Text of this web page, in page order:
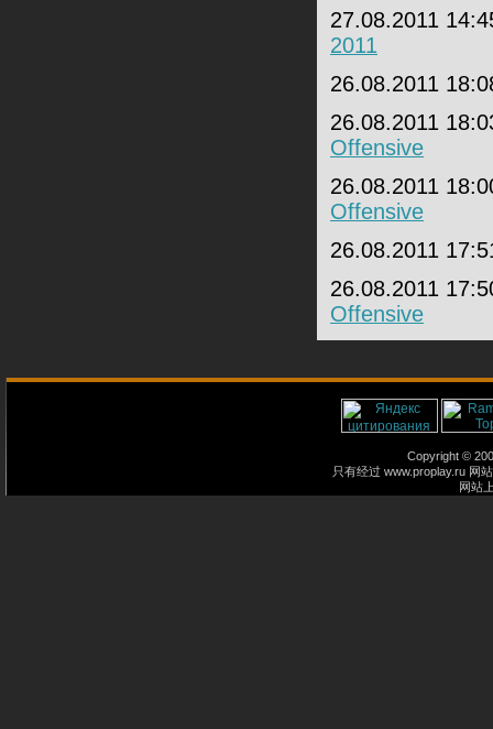
27.08.2011
2011
26.08.2011
26.08.2011
Offensive
26.08.2011
Offensive
26.08.2011
26.08.2011
Offensive
Copyright ©
只有经过 www.proplay.ru 网
网站